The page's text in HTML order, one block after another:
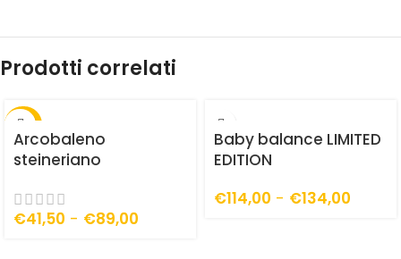
Prodotti correlati
-30%
Arcobaleno
steineriano
€41,50 - €89,00
Baby balance LIMITED
EDITION
€114,00 - €134,00